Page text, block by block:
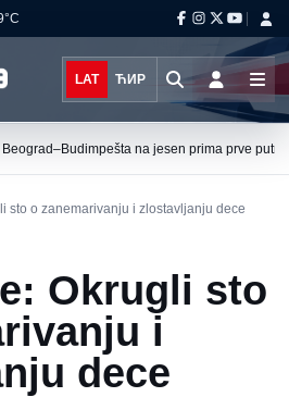
LAT ЋИР
Beograd–Budimpešta na jesen prima prve
sto o zanemarivanju i zlostavljanju dece
Okrugli sto
i
dece